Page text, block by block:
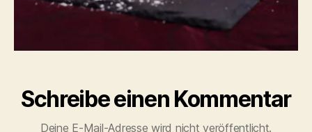
Schreibe einen Kommentar
Deine E-Mail-Adresse wird nicht veröffentlicht.